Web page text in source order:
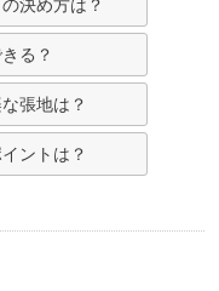
決め方は？
る？
張地は？
ントは？